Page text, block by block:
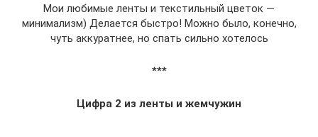
Мои любимые ленты и текстильный цветок —
минимализм) Делается быстро! Можно было, конечно,
чуть аккуратнее, но спать сильно хотелось
***
Цифра 2 из ленты и жемчужин